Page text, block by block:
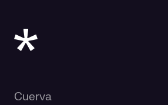
Cuerva